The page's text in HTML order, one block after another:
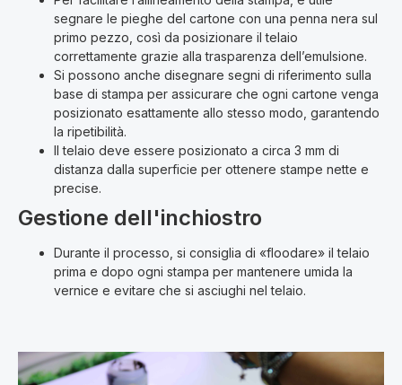
segnare le pieghe del cartone con una penna nera sul
primo pezzo, così da posizionare il telaio
correttamente grazie alla trasparenza dell’emulsione.
Si possono anche disegnare segni di riferimento sulla
base di stampa per assicurare che ogni cartone venga
posizionato esattamente allo stesso modo, garantendo
la ripetibilità.
Il telaio deve essere posizionato a circa 3 mm di
distanza dalla superficie per ottenere stampe nette e
precise.
Gestione dell'inchiostro
Durante il processo, si consiglia di «floodare» il telaio
prima e dopo ogni stampa per mantenere umida la
vernice e evitare che si asciughi nel telaio.